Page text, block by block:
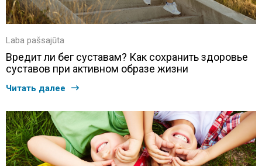
Laba pašsajūta
Вредит ли бег суставам? Как сохранить здоровье
суставов при активном образе жизни
Читать далее